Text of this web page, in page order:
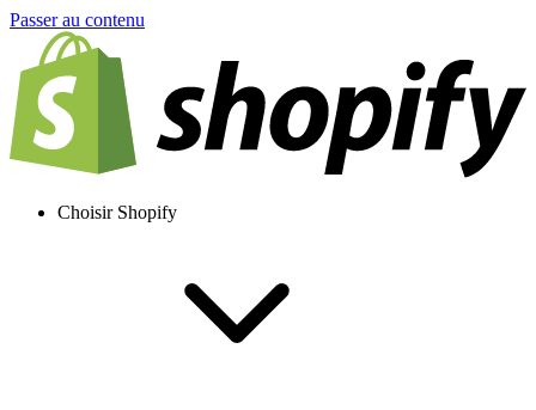
Passer au contenu
Choisir Shopify